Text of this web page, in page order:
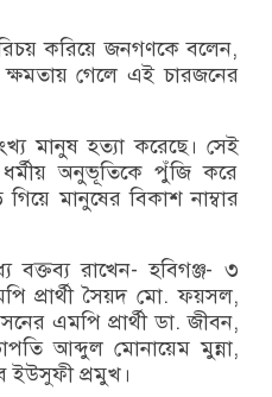
করিয়ে জনগণকে বলেন,
গেলে এই চারজনের
মানুষ হত্যা করেছে। সেই
অনুভূতিকে পুঁজি করে
মানুষের বিকাশ নাম্বার
বক্তব্য রাখেন- হবিগঞ্জ- ৩
প্রার্থী সৈয়দ মো. ফয়সল,
এমপি প্রার্থী ডা. জীবন,
আব্দুল মোনায়েম মুন্না,
ইউসুফী প্রমুখ।